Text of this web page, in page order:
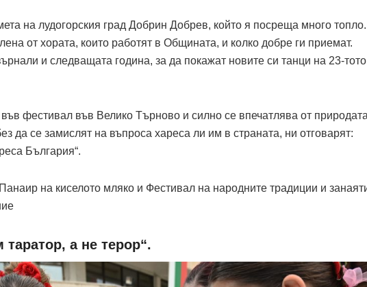
на лудогорския град Добрин Добрев, който я посреща много топло.
от хората, които работят в Общината, и колко добре ги приемат.
и следващата година, за да покажат новите си танци на 23-тото
във фестивал във Велико Търново и силно се впечатлява от природата
да се замислят на въпроса хареса ли им в страната, ни отговарят:
България“.
на киселото мляко и Фестивал на народните традиции и
а не терор“.